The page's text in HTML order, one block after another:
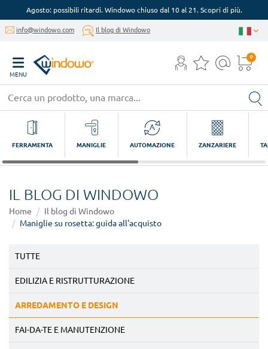
Agosto: possibili ritardi. Windowo chiuso dal 10 al 21. Scopri di più.
info@windowo.com Il blog di Windowo
MENU
0
FERRAMENTA MANIGLIE AUTOMAZIONE ZANZARIERE
IL BLOG DI WINDOWO
Home
Il blog di Windowo
Maniglie su rosetta: guida all'acquisto
TUTTE
EDILIZIA E RISTRUTTURAZIONE
ARREDAMENTO E DESIGN
FAI-DA-TE E MANUTENZIONE